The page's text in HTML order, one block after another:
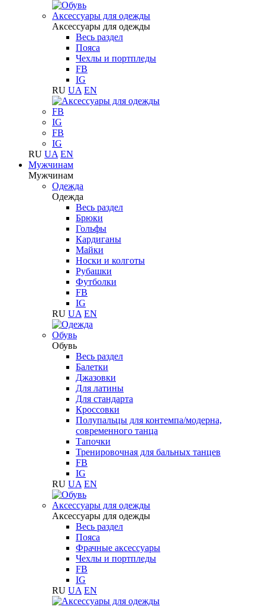
Aксессуары для одежды
Aксессуары для одежды
Весь раздел
Пояса
Чехлы и портпледы
FB
IG
RU UA EN
FB
IG
FB
IG
RU UA EN
Мужчинам
Мужчинам
Одежда
Одежда
Весь раздел
Брюки
Гольфы
Кардиганы
Майки
Носки и колготы
Рубашки
Футболки
FB
IG
RU UA EN
Обувь
Обувь
Весь раздел
Балетки
Джазовки
Для латины
Для стандарта
Кроссовки
Полупальцы для контемпа/модерна,
современного танца
Тапочки
Тренировочная для бальных танцев
FB
IG
RU UA EN
Аксессуары для одежды
Аксессуары для одежды
Весь раздел
Пояса
Фрачные аксессуары
Чехлы и портпледы
FB
IG
RU UA EN